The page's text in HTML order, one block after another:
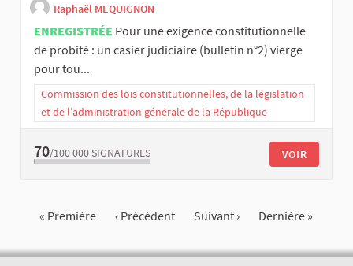
Raphaël MEQUIGNON
ENREGISTRÉE Pour une exigence constitutionnelle
de probité : un casier judiciaire (bulletin n°2) vierge
pour tou...
Commission des lois constitutionnelles, de la législation
et de l’administration générale de la République
70/100 000 SIGNATURES VOIR
« Première ‹ Précédent Suivant › Dernière »